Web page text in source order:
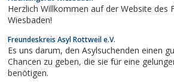
Herzlich Willkommen auf der Website des
Wiesbaden!
Freundeskreis Asyl Rottweil e.V.
Es uns darum, den Asylsuchenden einen guten Start und alle
Chancen zu geben, die sie für eine gelungene Integration
benötigen.